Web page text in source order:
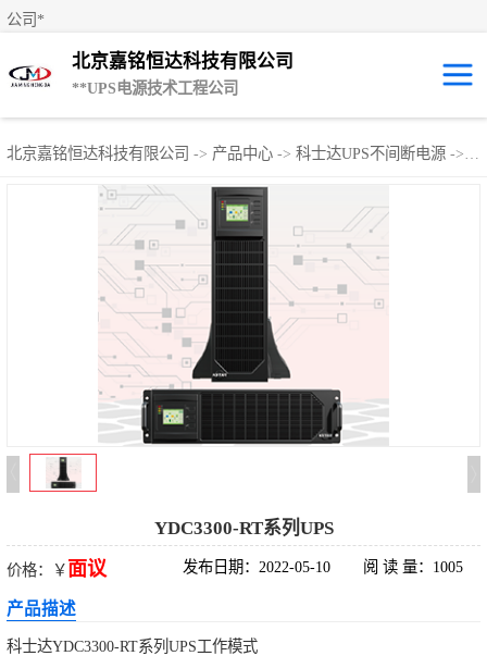
公司*
北京嘉铭恒达科技有限公司
**UPS电源技术工程公司
北京嘉铭恒达科技有限公司 -> 产品中心 -> 科士达UPS不间断电源 ->
YDC3300-RT系列UPS
价格：￥面议 发布日期：2022-05-10 阅 读 量：1005
产品描述
科士达YDC3300-RT系列UPS工作模式
UPS租赁/UPS电
山特UPS电源
易事特UPS电源
艾默生UPS电源
科士达UPS不间
**UPS电源
施耐德UPS电源
松下蓄电池
德国阳光蓄电池